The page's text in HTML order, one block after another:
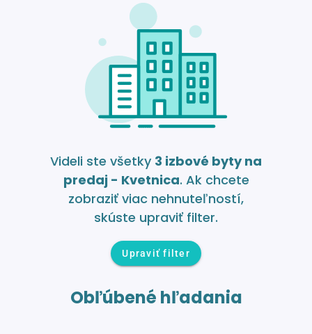
Videli ste všetky 3 izbové byty na
predaj - Kvetnica. Ak chcete
zobraziť viac nehnuteľností,
skúste upraviť filter.
Upraviť filter
Obľúbené hľadania